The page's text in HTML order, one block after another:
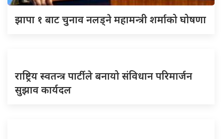
झापा १ बाट चुनाव नलड्ने महामन्त्री शर्माको घोषणा
राष्ट्रिय स्वतन्त्र पार्टीले बनायो संविधान परिमार्जन
सुझाव कार्यदल